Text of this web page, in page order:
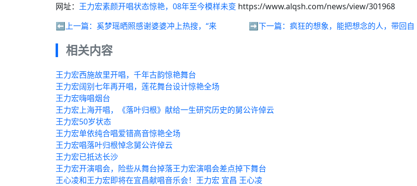
网址： 王力宏素颜开唱状态惊艳，08年至今模样未变 https://www.alqsh.com/news/view/301968
⬅️上一篇： 奚梦瑶晒照感谢婆婆冲上热搜，“来 ➡️下一篇： 疯狂的想象，能把想念的人，带回自
相关内容
王力宏西施故里开唱，千年古韵惊艳舞台
王力宏阔别七年再开唱，莲花舞台设计惊艳全场
王力宏嗨唱烟台
王力宏上海开唱，《落叶归根》献给一生研究历史的舅公许倬云
王力宏50岁状态
王力宏单依纯合唱爱错高音惊艳全场
王力宏唱落叶归根悼念舅公许倬云
王力宏已抵达长沙
王力宏开演唱会，险些从舞台掉落王力宏演唱会差点掉下舞台
王心凌和王力宏即将在宜昌献唱音乐会！王力宏 宜昌 王心凌